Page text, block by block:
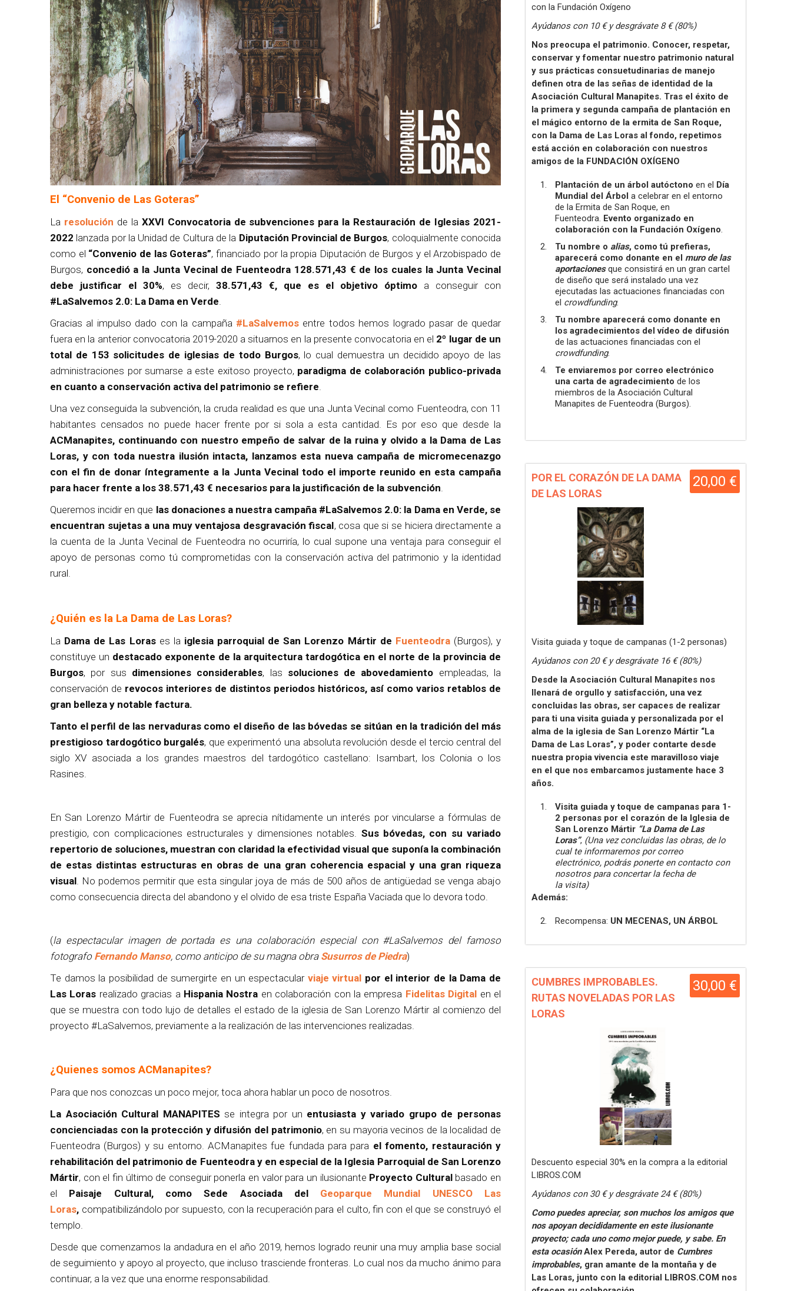
El “Convenio de Las Goteras”
La resolución de la XXVI Convocatoria de subvenciones para la Restauración de Iglesias 2021-
2022 lanzada por la Unidad de Cultura de la Diputación Provincial de Burgos, coloquialmente conocida
como el “Convenio de las Goteras”, financiado por la propia Diputación de Burgos y el Arzobispado de
Burgos, concedió a la Junta Vecinal de Fuenteodra 128.571,43 € de los cuales la Junta Vecinal
debe justificar el 30%, es decir, 38.571,43 €, que es el objetivo óptimo a conseguir con
#LaSalvemos 2.0: La Dama en Verde
Gracias al impulso dado con la campaña #LaSalvemos entre todos hemos logrado pasar de quedar
fuera en la anterior convocatoria 2019-2020 a situarnos en la presente convocatoria en el 2º lugar de un
total de 153 solicitudes de iglesias de todo Burgos, lo cual demuestra un decidido apoyo de las
administraciones por sumarse a este exitoso proyecto, paradigma de colaboración publico-privada
en cuanto a conservación activa del patrimonio se refiere
Una vez conseguida la subvención, la cruda realidad es que una Junta Vecinal como Fuenteodra, con 11
habitantes censados no puede hacer frente por si sola a esta cantidad. Es por eso que desde la
ACManapites, continuando con nuestro empeño de salvar de la ruina y olvido a la Dama de Las
Loras, y con toda nuestra ilusión intacta, lanzamos esta nueva campaña de micromecenazgo
con el fin de donar íntegramente a la Junta Vecinal todo el importe reunido en esta campaña
para hacer frente a los 38.571,43 € necesarios para la justificación de la subvención
Queremos incidir en que las donaciones a nuestra campaña #LaSalvemos 2.0: la Dama en Verde, se
encuentran sujetas a una muy ventajosa desgravación fiscal, cosa que si se hiciera directamente a
la cuenta de la Junta Vecinal de Fuenteodra no ocurriría, lo cual supone una ventaja para conseguir el
apoyo de personas como tú comprometidas con la conservación activa del patrimonio y la identidad
rural.
¿Quién es la La Dama de Las Loras?
La Dama de Las Lorases la iglesia parroquial de San Lorenzo Mártir de Fuenteodra(Burgos), y
constituye un destacado exponente de la arquitectura tardogótica en el norte de la provincia de
Burgos, por sus dimensiones considerables, las soluciones de abovedamiento empleadas, la
conservación de revocos interiores de distintos periodos históricos, así como varios retablos de
gran belleza y notable factura.
Tanto el perfil de las nervaduras como el diseño de las bóvedas se sitúan en la tradición del más
prestigioso tardogótico burgalés, que experimentó una absoluta revolución desde el tercio central del
siglo XV asociada a los grandes maestros del tardogótico castellano: Isambart, los Colonia o los
Rasines.
En San Lorenzo Mártir de Fuenteodra se aprecia nítidamente un interés por vincularse a fórmulas de
prestigio, con complicaciones estructurales y dimensiones notables. Sus bóvedas, con su variado
repertorio de soluciones, muestran con claridad la efectividad visual que suponía la combinación
de estas distintas estructuras en obras de una gran coherencia espacial y una gran riqueza
visual . No podemos permitir que esta singular joya de más de 500 años de antigüedad se venga abajo
como consecuencia directa del abandono y el olvido de esa triste España Vaciada que lo devora todo.
(la espectacular imagen de portada es una colaboración especial con #LaSalvemos del famoso
fotografo Fernando Manso, como anticipo de su magna obra Susurros de Piedra)
Te damos la posibilidad de sumergirte en un espectacular viaje virtual por el interior de la Dama de
Las Loras realizado gracias a Hispania Nostra en colaboración con la empresa Fidelitas Digital en el
que se muestra con todo lujo de detalles el estado de la iglesia de San Lorenzo Mártir al comienzo del
proyecto #LaSalvemos, previamente a la realización de las intervenciones realizadas.
¿Quienes somos ACManapites?
Para que nos conozcas un poco mejor, toca ahora hablar un poco de nosotros.
La Asociación Cultural MANAPITES se integra por un entusiasta y variado grupo de personas
concienciadas con la protección y difusión del patrimonio, en su mayoria vecinos de la localidad de
Fuenteodra (Burgos) y su entorno. ACManapites fue fundada para para el fomento, restauración y
rehabilitación del patrimonio de Fuenteodra y en especial de la Iglesia Parroquial de San Lorenzo
Mártir, con el fin último de conseguir ponerla en valor para un ilusionante Proyecto Culturalbasado en
el Paisaje Cultural, como Sede Asociada del Geoparque Mundial UNESCO Las
Loras, compatibilizándolo por supuesto, con la recuperación para el culto, fin con el que se construyó el
templo.
Desde que comenzamos la andadura en el año 2019, hemos logrado reunir una muy amplia base social
de seguimiento y apoyo al proyecto, que incluso trasciende fronteras. Lo cual nos da mucho ánimo para
continuar, a la vez que una enorme responsabilidad.
con la Fundación Oxígeno
Ayúdanos con 10 € y desgrávate 8 € (80%)
Nos preocupa el patrimonio. Conocer, respetar,
conservar y fomentar nuestro patrimonio natural
y sus prácticas consuetudinarias de manejo
definen otra de las señas de identidad de la
Asociación Cultural Manapites. Tras el éxito de
la primera y segunda campaña de plantación en
el mágico entorno de la ermita de San Roque,
con la Dama de Las Loras al fondo, repetimos
está acción en colaboración con nuestros
amigos de la FUNDACIÓN OXÍGENO
Plantación de un árbol autóctono en el Día
Mundial del Árbol a celebrar en el entorno
de la Ermita de San Roque, en
Fuenteodra. Evento organizado en
colaboración con la Fundación Oxígeno.
Tu nombre o alias, como tú prefieras,
aparecerá como donante en el muro de las
aportacionesque consistirá en un gran cartel
de diseño que será instalado una vez
ejecutadas las actuaciones financiadas con
el crowdfunding.
Tu nombre aparecerá como donante en
los agradecimientos del vídeo de difusión
de las actuaciones financiadas con el
crowdfunding.
Te enviaremos por correo electrónico
una carta de agradecimiento de los
miembros de la Asociación Cultural
Manapites de Fuenteodra (Burgos).
20,00 €
POR EL CORAZÓN DE LA DAMA
DE LAS LORAS
Visita guiada y toque de campanas (1-2 personas)
Ayúdanos con 20 € y desgrávate 16 € (80%)
Desde la Asociación Cultural Manapites nos
llenará de orgullo y satisfacción, una vez
concluidas las obras, ser capaces de realizar
para ti una visita guiada y personalizada por el
alma de la iglesia de San Lorenzo Mártir “La
Dama de Las Loras”, y poder contarte desde
nuestra propia vivencia este maravilloso viaje
en el que nos embarcamos justamente hace 3
años.
Visita guiada y toque de campanas para 1-
2 personas por el corazón de la Iglesia de
San Lorenzo Mártir “La Dama de Las
Loras”, (Una vezconcluidas las obras, de lo
cual te informaremos por correo
electrónico, podrás ponerte en contacto con
nosotros para concertar la fecha de
la visita)
Además:
Recompensa: UN MECENAS, UN ÁRBOL
30,00 €
CUMBRES IMPROBABLES.
RUTAS NOVELADAS POR LAS
LORAS
Descuento especial 30% en la compra a la editorial
LIBROS.COM
Ayúdanos con 30 € y desgrávate 24 € (80%)
Como puedes apreciar, son muchos los amigos que
nos apoyan decididamente en este ilusionante
proyecto; cada uno como mejor puede, y sabe. En
esta ocasiónAlex Pereda, autor de Cumbres
improbables, gran amante de la montaña y de
Las Loras, junto con la editorial LIBROS.COM nos